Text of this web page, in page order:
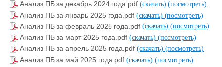
Анализ ПБ за декабрь 2024 года.pdf (скачать) (посмотреть)
Анализ ПБ за январь 2025 года.pdf (скачать) (посмотреть)
Анализ ПБ за февраль 2025 года.pdf (скачать) (посмотреть)
Анализ ПБ за март 2025 года.pdf (скачать) (посмотреть)
Анализ ПБ за апрель 2025 года.pdf (скачать) (посмотреть)
Анализ ПБ за май 2025 года.pdf (скачать) (посмотреть)